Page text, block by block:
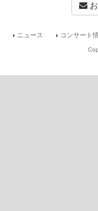
ニュース コンサート